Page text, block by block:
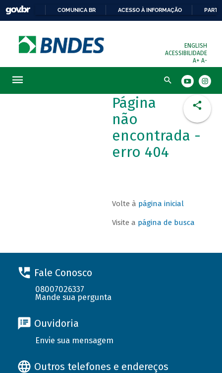
COMUNICA BR ACESSO À INFORMAÇÃO
ENGLISH
ACESSIBILIDADE
A+ A-
Busca
Página
não
encontrada -
erro 404
Volte à página inicial
Visite a página de busca
Fale Conosco
08007026337
Mande sua pergunta
Ouvidoria
Envie sua mensagem
Outros telefones e endereços